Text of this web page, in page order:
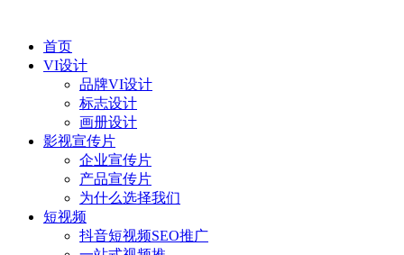
首页
VI设计
品牌VI设计
标志设计
画册设计
影视宣传片
企业宣传片
产品宣传片
为什么选择我们
短视频
抖音短视频SEO推广